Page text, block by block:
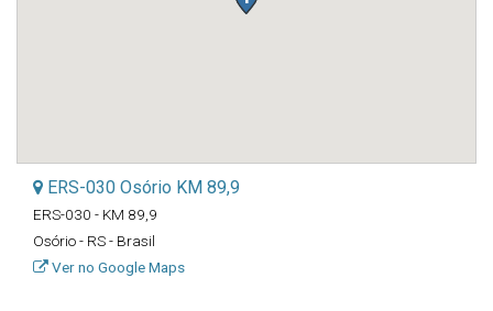
ERS-030 Osório KM 89,9
ERS-030 - KM 89,9
Osório - RS - Brasil
Ver no Google Maps